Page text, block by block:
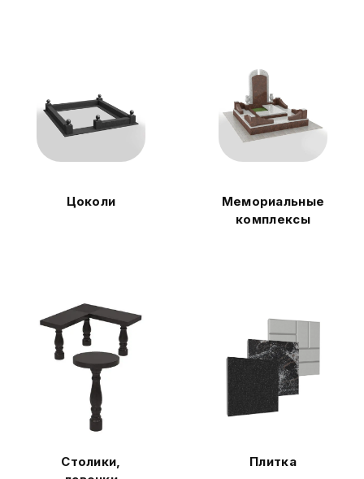
Цоколи
Мемориальные
комплексы
Столики,
Плитка